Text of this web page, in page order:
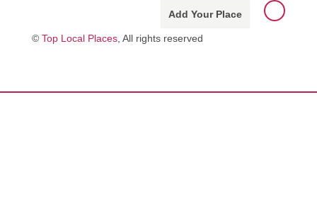
Add Your Place
© Top Local Places , All rights reserved